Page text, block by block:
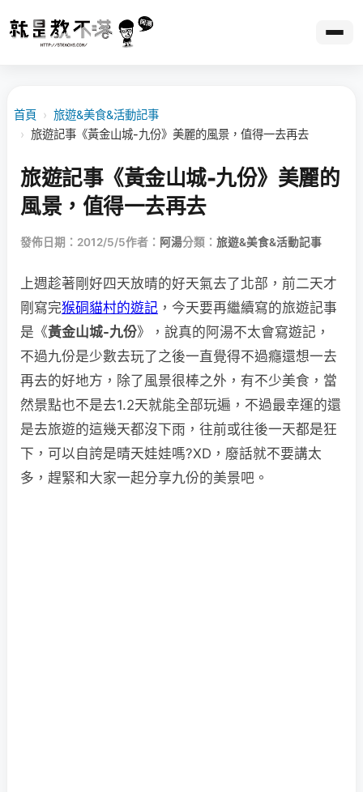
首頁 › 旅遊&美食&活動記事
› 旅遊記事《黃金山城-九份》美麗的風景，值得一去再去
旅遊記事《黃金山城-九份》美麗的
風景，值得一去再去
發佈日期：2012/5/5作者： 阿湯分類： 旅遊&美食&活動記事
上週趁著剛好四天放晴的好天氣去了北部，前二天才
剛寫完猴硐貓村的遊記 ，今天要再繼續寫的旅遊記事
是《黃金山城-九份》，說真的阿湯不太會寫遊記，
不過九份是少數去玩了之後一直覺得不過癮還想一去
再去的好地方，除了風景很棒之外，有不少美食，當
然景點也不是去1.2天就能全部玩遍，不過最幸運的還
是去旅遊的這幾天都沒下雨，往前或往後一天都是狂
下，可以自誇是晴天娃娃嗎?XD，廢話就不要講太
多，趕緊和大家一起分享九份的美景吧。